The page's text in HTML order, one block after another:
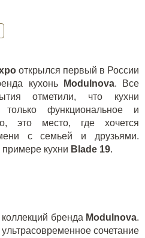
открылся первый в России
кухонь
Modulnova. Все
отметили, что кухни
функциональное и
это место, где хочется
с семьей и друзьями.
кухни Blade 19.
бренда Modulnova.
сочетание